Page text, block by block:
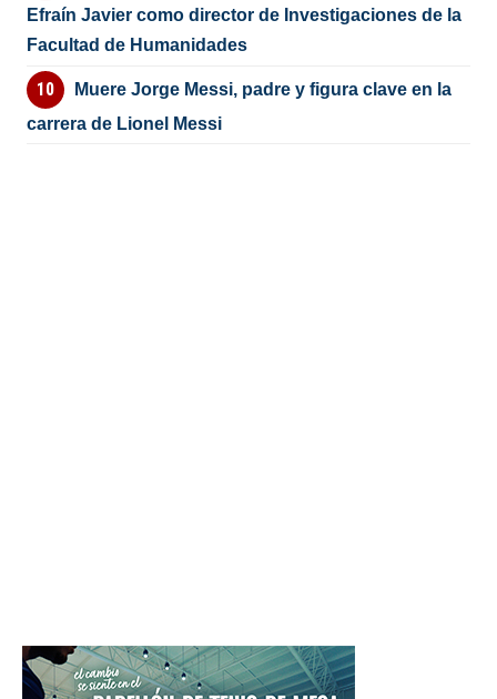
Efraín Javier como director de Investigaciones de la
Facultad de Humanidades
Muere Jorge Messi, padre y figura clave en la
carrera de Lionel Messi